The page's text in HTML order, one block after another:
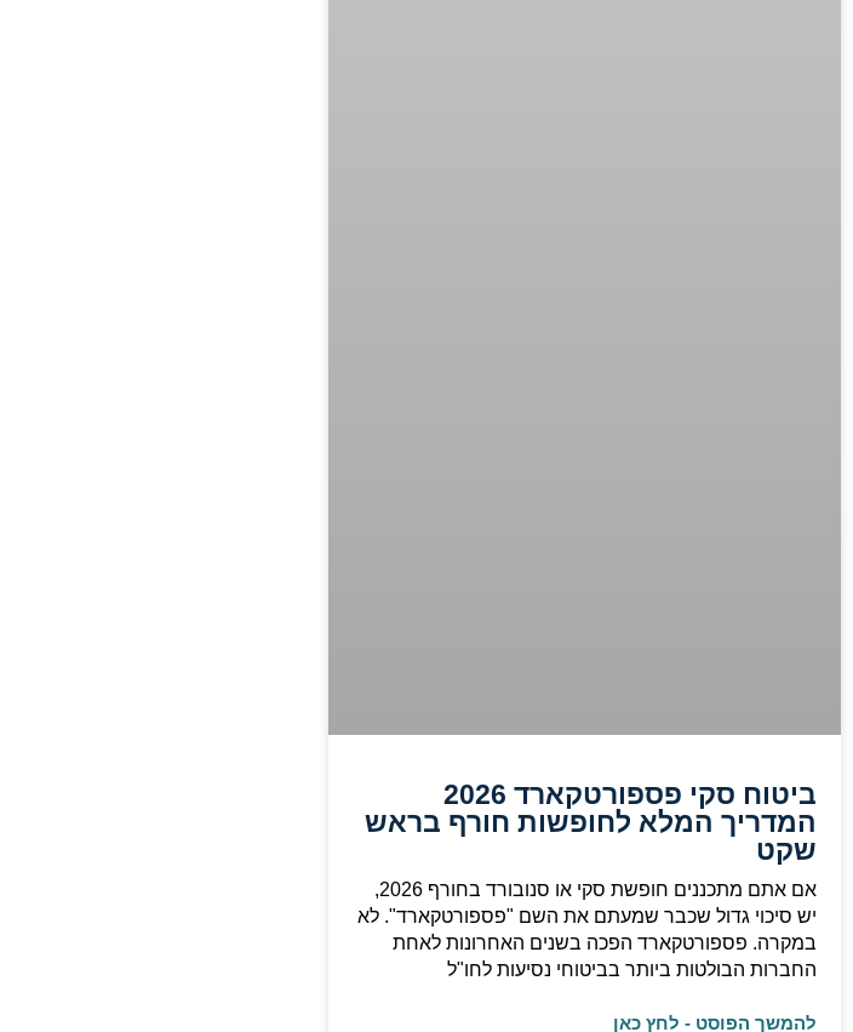
ביטוח סקי פספורטקארד 2026
המדריך המלא לחופשות חורף בראש
שקט
אם אתם מתכננים חופשת סקי או סנובורד בחורף 2026,
יש סיכוי גדול שכבר שמעתם את השם "פספורטקארד". לא
במקרה. פספורטקארד הפכה בשנים האחרונות לאחת
החברות הבולטות ביותר בביטוחי נסיעות לחו"ל
להמשך הפוסט - לחץ כאן